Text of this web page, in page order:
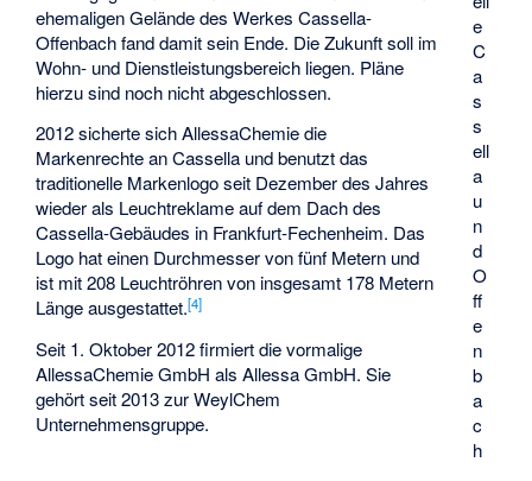
e
C
a
s
s
ell
a
u
n
d
O
ff
e
n
b
a
c
h
ehemaligen Gelände des Werkes Cassella-
Offenbach fand damit sein Ende. Die Zukunft soll im
Wohn- und Dienstleistungsbereich liegen. Pläne
hierzu sind noch nicht abgeschlossen.
2012 sicherte sich AllessaChemie die
Markenrechte an Cassella und benutzt das
traditionelle Markenlogo seit Dezember des Jahres
wieder als Leuchtreklame auf dem Dach des
Cassella-Gebäudes in Frankfurt-Fechenheim. Das
Logo hat einen Durchmesser von fünf Metern und
ist mit 208 Leuchtröhren von insgesamt 178 Metern
Länge ausgestattet.[4]
Seit 1. Oktober 2012 firmiert die vormalige
AllessaChemie GmbH als Allessa GmbH. Sie
gehört seit 2013 zur WeylChem
Unternehmensgruppe.